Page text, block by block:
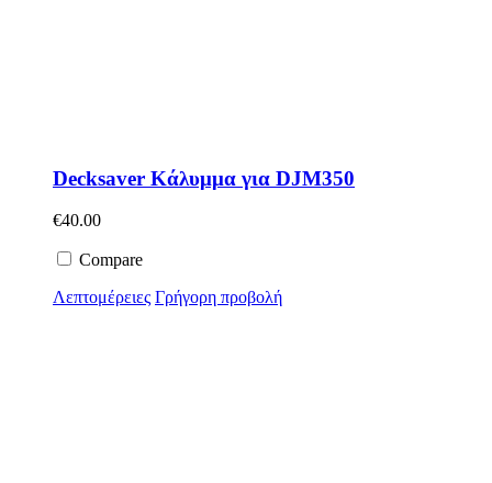
Decksaver Κάλυμμα για DJM350
€40.00
Compare
Λεπτομέρειες Γρήγορη προβολή